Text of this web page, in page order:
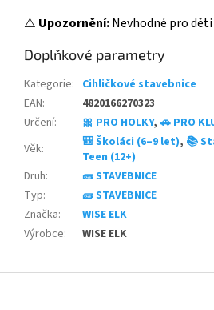
⚠️ Upozornění:Nevhodné pro
Doplňkové parametry
Kategorie: Cihličkové stavebnice
EAN:
4820166270323
Určení: 🎀 PRO HOLKY, 🚗 PRO
Věk: 🎒 Školáci (6–9 let), 📚
Teen (12+)
Druh:
🧱 STAVEBNICE
Typ:
🧱 STAVEBNICE
Značka:
WISE ELK
Výrobce: WISE ELK